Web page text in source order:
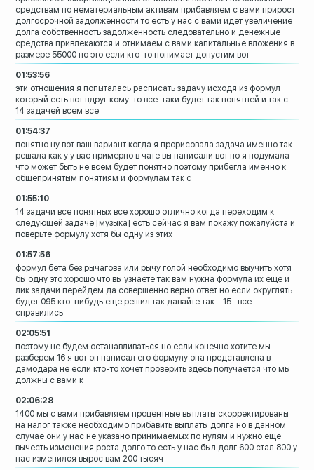
средствам по нематериальным активам прибавляем с вами прирост
долгосрочной задолженности то есть у нас с вами идет увеличение
долга собственность задолженность следовательно и денежные
средства привлекаются и отнимаем с вами капитальные вложения в
размере 55000 но это если кто-то понимает допустим вот
01:53:56
эти отношения я попыталась расписать задачу исходя из формул
который есть вот вдруг кому-то все-таки будет так понятней и так с
14 задачей всем все
01:54:37
понятно ну вот ваш вариант когда я прорисовала задача именно так
решала как у у вас примерно в чате вы написали вот но я подумала
что может быть не всем будет понятно поэтому прибегла именно к
общепринятым понятиям и формулам так с
01:55:10
14 задачи все понятных все хорошо отлично когда переходим к
следующей задаче [музыка] есть сейчас я вам покажу пожалуйста и
поверьте формулу хотя бы одну из этих
01:57:56
формул бета без рычагова или рычу голой необходимо выучить хотя
бы одну это хорошо что вы узнаете так вам нужна формула их еще и
лик задачи перейдем да совершенно верно ответ но если округлять
будет 095 кто-нибудь еще решил так давайте так - 15 . все
справились
02:05:51
поэтому не будем останавливаться но если конечно хотите мы
разберем 16 я вот он написал его формулу она представлена в
дамодара не если кто-то хочет проверить здесь получается что мы
должны с вами к
02:06:28
1400 мы с вами прибавляем процентные выплаты скорректированы
на налог также необходимо прибавить выплаты долга но в данном
случае они у нас не указано принимаемых по нулям и нужно еще
вычесть изменения роста долго то есть у нас был долг 600 стал 800 у
нас изменился вырос вам 200 тысяч